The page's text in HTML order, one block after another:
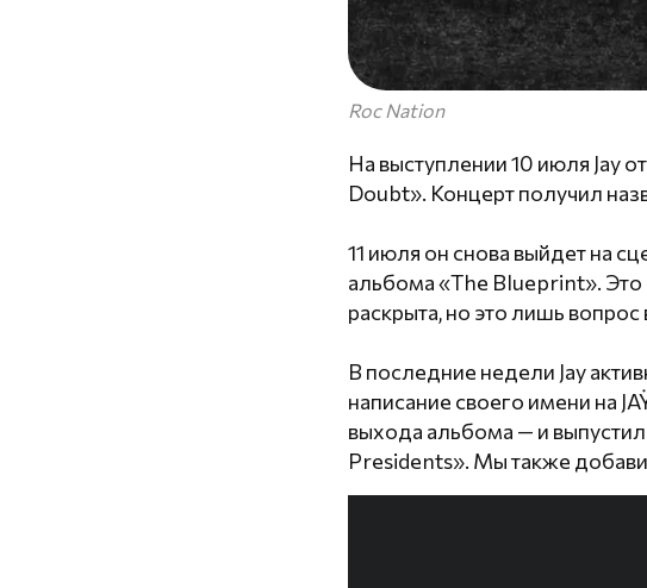
Roc Nation
На выступлении 10 июля Jay
Doubt». Концерт получил
11 июля он снова выйдет на
альбома «The Blueprint». Это
раскрыта, но это лишь
В последние недели Jay
написание своего имени на
выхода альбома — и
Presidents». Мы также